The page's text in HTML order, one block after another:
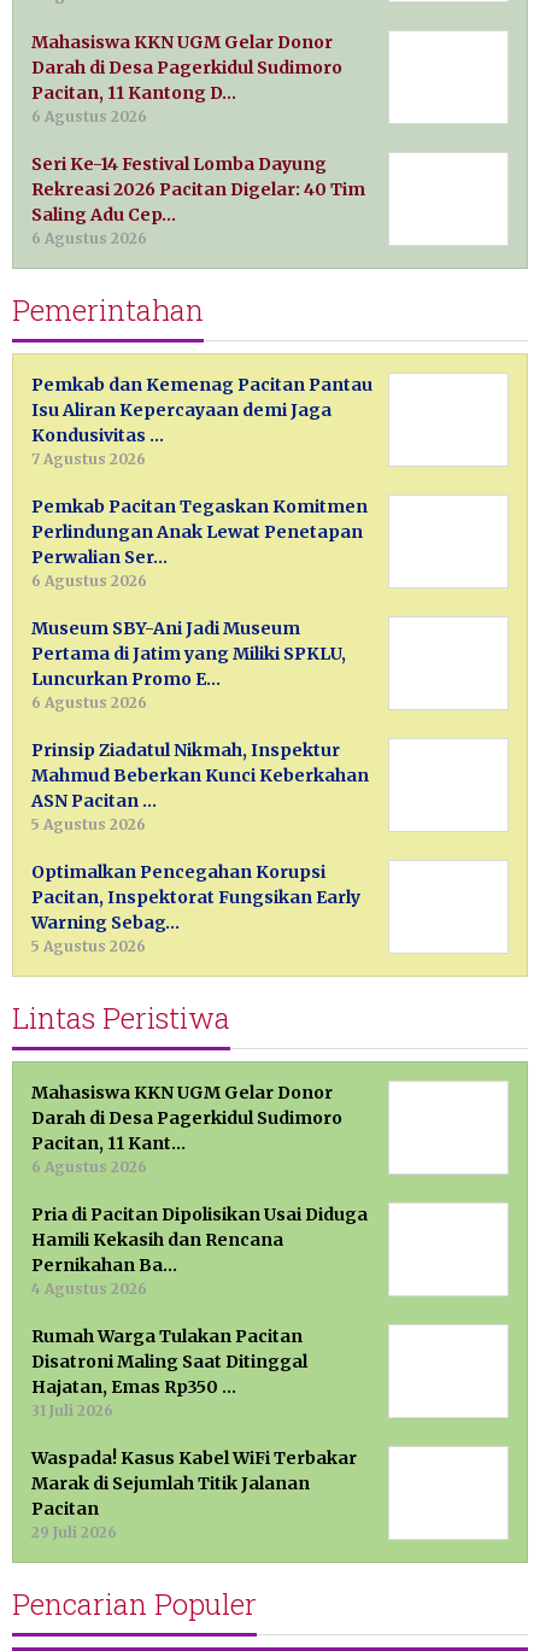
Mahasiswa KKN UGM Gelar Donor
Darah di Desa Pagerkidul Sudimoro
Pacitan, 11 Kantong D…
6 Agustus 2026
Seri Ke-14 Festival Lomba Dayung
Rekreasi 2026 Pacitan Digelar: 40 Tim
Saling Adu Cep…
6 Agustus 2026
Pemerintahan
Pemkab dan Kemenag Pacitan Pantau
Isu Aliran Kepercayaan demi Jaga
Kondusivitas …
7 Agustus 2026
Pemkab Pacitan Tegaskan Komitmen
Perlindungan Anak Lewat Penetapan
Perwalian Ser…
6 Agustus 2026
Museum SBY-Ani Jadi Museum
Pertama di Jatim yang Miliki SPKLU,
Luncurkan Promo E…
6 Agustus 2026
Prinsip Ziadatul Nikmah, Inspektur
Mahmud Beberkan Kunci Keberkahan
ASN Pacitan …
5 Agustus 2026
Optimalkan Pencegahan Korupsi
Pacitan, Inspektorat Fungsikan Early
Warning Sebag…
5 Agustus 2026
Lintas Peristiwa
Mahasiswa KKN UGM Gelar Donor
Darah di Desa Pagerkidul Sudimoro
Pacitan, 11 Kant…
6 Agustus 2026
Pria di Pacitan Dipolisikan Usai Diduga
Hamili Kekasih dan Rencana
Pernikahan Ba…
4 Agustus 2026
Rumah Warga Tulakan Pacitan
Disatroni Maling Saat Ditinggal
Hajatan, Emas Rp350 …
31 Juli 2026
Waspada! Kasus Kabel WiFi Terbakar
Marak di Sejumlah Titik Jalanan
Pacitan
29 Juli 2026
Pencarian Populer